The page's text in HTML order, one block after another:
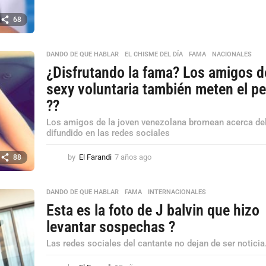
68
a
o
88
DANDO DE QUE HABLAR ,EL CHISME DEL DÍA ,FAMA ,NACIONALES
¿Disfrutando la fama? Los amigos
sexy voluntaria también meten el
??
Los amigos de la joven venezolana bromean acerca
difundido en las redes sociales
by El Farandi 7 años ago
o
a
g
DANDO DE QUE HABLAR ,FAMA INTERNACIONALES
Esta es la foto de J balvin que hizo
levantar sospechas ?
Las redes sociales del cantante no dejan de ser noticia.